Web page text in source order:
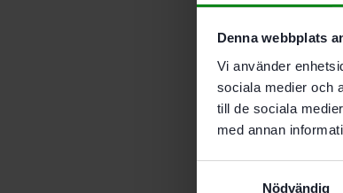
Denna webbplats
Vi använder
sociala medier och
till de sociala
med annan
Nödvändig